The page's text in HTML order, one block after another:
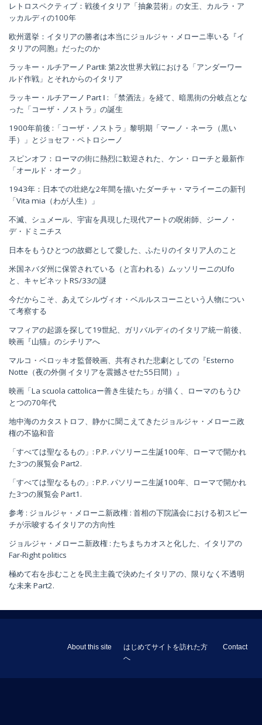
レトロスペクティブ：戦後イタリア「抽象芸術」の女王、カルラ・ア
ッカルディの100年
欧州選挙：イタリアの勝者は本当にジョルジャ・メローニ率いる『イ
タリアの同胞』だったのか
ラッキー・ルチアーノ PartⅡ: 第2次世界大戦における「アンダーワー
ルド作戦」とそれからのイタリア
ラッキー・ルチアーノ Part Ⅰ : 「禁酒法」を経て、暗黒街の分岐点とな
った「コーザ・ノストラ」の誕生
1900年前後 :「コーザ・ノストラ」黎明期「マーノ・ネーラ（黒い
手）」とジョセフ・ペトロシーノ
スピンオフ：ローマの街に熱烈に歓迎された、ケン・ローチと最新作
「オールド・オーク」
1943年：日本での壮絶な2年間を描いたダーチャ・マライーニの新刊
「Vita mia（わが人生）」
不滅、シュメール、宇宙を具現した現代アートの呪術師、ジーノ・
デ・ドミニチス
日本をもうひとつの故郷として愛した、ふたりのイタリア人のこと
米国ネバダ州に保管されている（と言われる）ムッソリーニのUfo
と、キャビネットRS/33の謎
今だからこそ、あえてシルヴィオ・ベルルスコーニという人物につい
て考察する
マフィアの起源を探して19世紀、ガリバルディのイタリア統一前後、
映画『山猫』のシチリアへ
マルコ・ベロッキオ監督映画、共有された悲劇としての『Esterno
Notte（夜の外側 イタリアを震撼させた55日間）』
映画「La scuola cattolicaー善き生徒たち」が描く、ローマのもうひ
とつの70年代
地中海のカタストロフ、静かに聞こえてきたジョルジャ・メローニ政
権の不協和音
「すべては聖なるもの」: P.P. パソリーニ生誕100年、ローマで開かれ
た3つの展覧会 Part2.
「すべては聖なるもの」: P.P. パソリーニ生誕100年、ローマで開かれ
た3つの展覧会 Part1.
参考 : ジョルジャ・メローニ新政権 : 首相の下院議会における初スピー
チが示唆するイタリアの方向性
ジョルジャ・メローニ新政権 : たちまちカオスと化した、イタリアの
Far-Right politics
極めて右を歩むことを民主主義で決めたイタリアの、限りなく不透明
な未来 Part2.
About this site
はじめてサイトを訪れた方
へ
Contact